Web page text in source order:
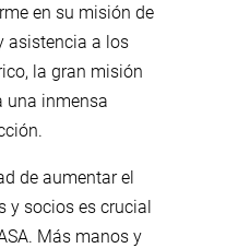
en su misión de
asistencia a los
la gran misión
una inmensa
de aumentar el
y socios es crucial
Más manos y